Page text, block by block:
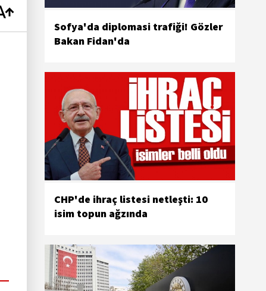
Sofya'da diplomasi trafiği! Gözler
Bakan Fidan'da
CHP'de ihraç listesi netleşti: 10
isim topun ağzında